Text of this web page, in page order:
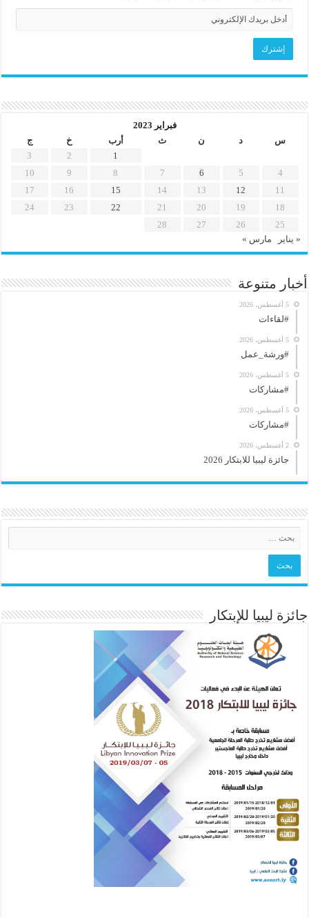
فبراير 2023
س
د ن ث أرب خ
ج
1
2
3
4
5
6
7
8
9
10
11
12
13
14
15
16
17
18
19
20
21
22
23
24
25
26
27
28
« يناير
مارس »
أخبار متنوعة
5 أغسطس، 2026
#لقاءات
5 أغسطس، 2026
#ورشة_عمل
5 أغسطس، 2026
#مشاركات
5 أغسطس، 2026
#مشاركات
2 أغسطس، 2026
جائزة ليبيا للابتكار 2026
جائزة ليبيا للإبتكار